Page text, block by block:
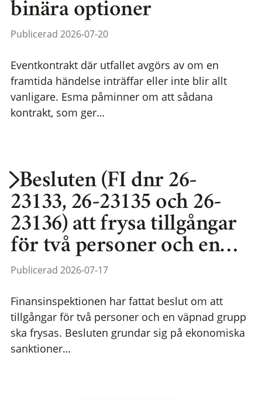
binära optioner
Publicerad 2026-07-20
Eventkontrakt där utfallet avgörs av om en
framtida händelse inträffar eller inte blir allt
vanligare. Esma påminner om att sådana
kontrakt, som ger…
Besluten (FI dnr 26-
23133, 26-23135 och 26-
23136) att frysa tillgångar
för två personer och en…
Publicerad 2026-07-17
Finansinspektionen har fattat beslut om att
tillgångar för två personer och en väpnad grupp
ska frysas. Besluten grundar sig på ekonomiska
sanktioner…